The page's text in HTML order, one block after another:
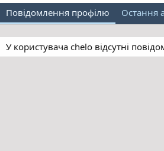
Повідомлення профілю Остання
У користувача chelo відсутні